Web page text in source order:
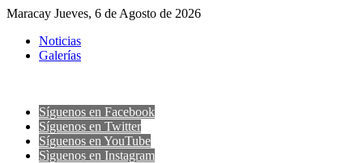
Maracay Jueves, 6 de Agosto de 2026
Noticias
Galerías
Síguenos en Facebook
Síguenos en Twitter
Síguenos en YouTube
Sìguenos en Instagram